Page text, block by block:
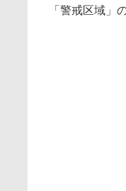
「警戒区域」